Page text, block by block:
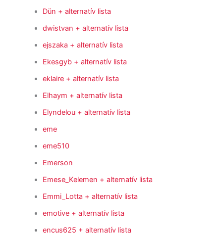
Dün + alternatív lista
dwistvan + alternatív lista
ejszaka + alternatív lista
Ekesgyb + alternatív lista
eklaire + alternatív lista
Elhaym + alternatív lista
Elyndelou + alternatív lista
eme
eme510
Emerson
Emese_Kelemen + alternatív lista
Emmi_Lotta + alternatív lista
emotive + alternatív lista
encus625 + alternatív lista